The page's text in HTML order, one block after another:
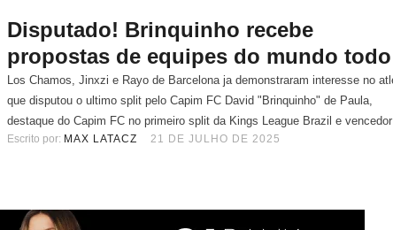
Disputado! Brinquinho recebe
propostas de equipes do mundo todo
Los Chamos, Jinxzi e Rayo de Barcelona ja demonstraram interesse no
que disputou o ultimo split pelo Capim FC David "Brinquinho" de Paula,
destaque do Capim FC no primeiro split da Kings League Brazil e
prêmio Revelação Fenomenal no Arena Awards em maio deste ano, está
Escrito por: MAX LATACZ 21 DE JULHO DE 2025